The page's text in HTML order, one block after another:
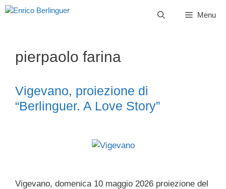
Vai
Menu
pierpaolo farina
Vigevano, proiezione di
“Berlinguer. A Love Story”
Vigevano, domenica 10 maggio 2026 proiezione del